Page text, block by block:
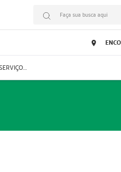
Faça sua busca aqui
MUDANÇA DE ENDEREÇO - DIAGITAB SERVIÇOS MÉDICOS LTDA (54003267-5)